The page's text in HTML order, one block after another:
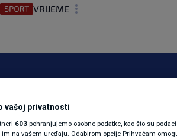
VRIJEME
REGIJA
MAGAZIN
KOLUMNE
putnici
bojkotirati!"
vašoj privatnosti
603 pohranjujemo osobne podatke, kao što su
na vašem uređaju. Odabirom opcije Prihvaćam